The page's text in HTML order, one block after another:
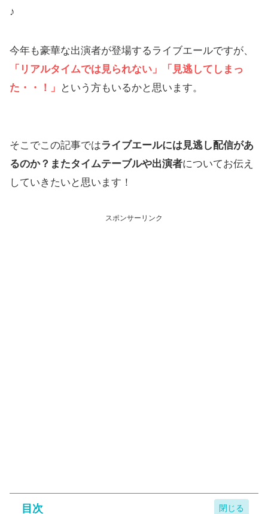
♪
今年も豪華な出演者が登場するライブエールですが、
「リアルタイムでは見られない」「見逃してしまっ
た・・！」
という方もいるかと思います。
そこでこの記事ではライブエールには見逃し配信があ
るのか？またタイムテーブルや出演者についてお伝え
していきたいと思います！
スポンサーリンク
目次